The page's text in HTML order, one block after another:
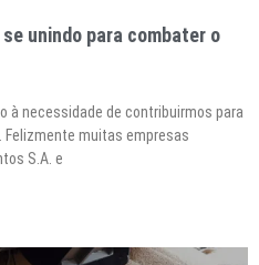
unindo para combater o
à necessidade de contribuirmos para
muitas empresas
S.A. e